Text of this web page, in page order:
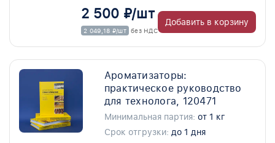
2 500 ₽/шт
2 049,18 ₽/шт без НДС
Добавить в корзину
Ароматизаторы:
практическое руководство
для технолога, 120471
Минимальная партия: от 1 кг
Срок отгрузки: до 1 дня